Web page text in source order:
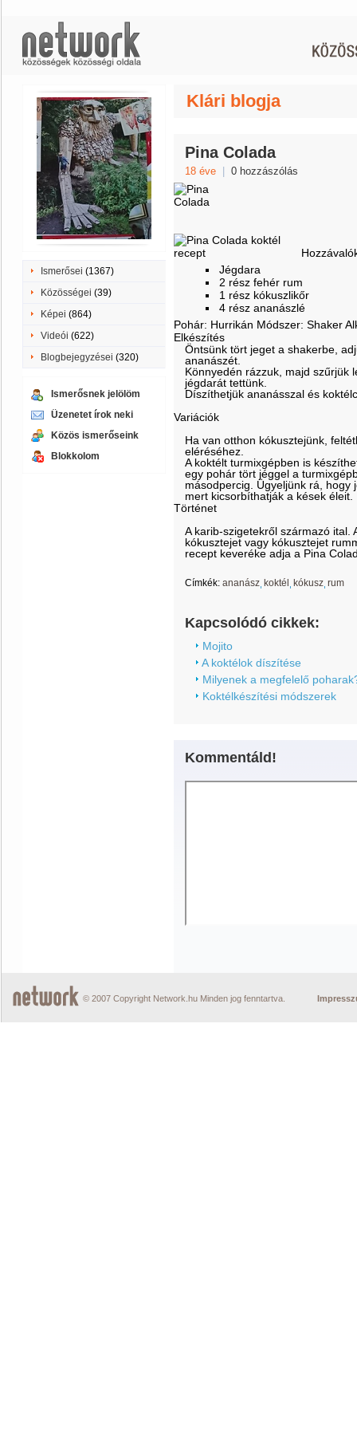
Ismerősei (1367)
Közösségei (39)
Képei (864)
Videói (622)
Blogbejegyzései (320)
Ismerősnek jelölöm
Üzenetet írok neki
Közös ismerőseink
Blokkolom
Klári blogja
Pina Colada
18 éve 0 hozzászólás
Jégdara
2 rész fehér rum
1 rész kókuszlikőr
4 rész ananászlé
Pohár: Hurrikán Módszer: Shaker
Elkészítés
Öntsünk tört jeget a shakerbe,
ananászét.
Könnyedén rázzuk, majd szűrjük
jégdarát tettünk.
Díszíthetjük ananásszal és
Variációk
Ha van otthon kókusztejünk,
eléréséhez.
A koktélt turmixgépben is
egy pohár tört jéggel a
másodpercig. Ügyeljünk rá,
mert kicsorbíthatják a kések éleit.
Történet
A karib-szigetekről származó ital.
kókusztejet vagy kókusztejet
recept keveréke adja a Pina
Címkék: ananász koktél kókusz rum
Kapcsolódó cikkek:
Mojito
A koktélok díszítése
Milyenek a megfelelő
Koktélkészítési módszerek
Kommentáld!
© 2007 Copyright Network.hu Minden jog fenntartva.